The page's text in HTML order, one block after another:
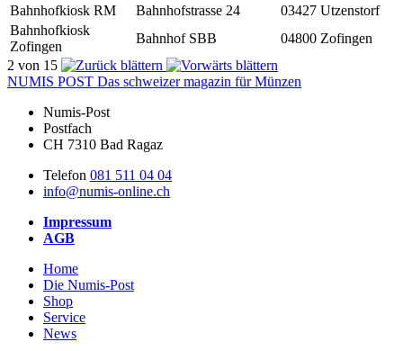
Bahnhofkiosk RM
Bahnhofstrasse 24 03427 Utzenstorf
Bahnhofkiosk
Zofingen
Bahnhof SBB 04800 Zofingen
2 von 15
NUMIS POST Das schweizer magazin für Münzen
Numis-Post
Postfach
CH 7310 Bad Ragaz
Telefon 081 511 04 04
info@numis-online.ch
Impressum
AGB
Home
Die Numis-Post
Shop
Service
News